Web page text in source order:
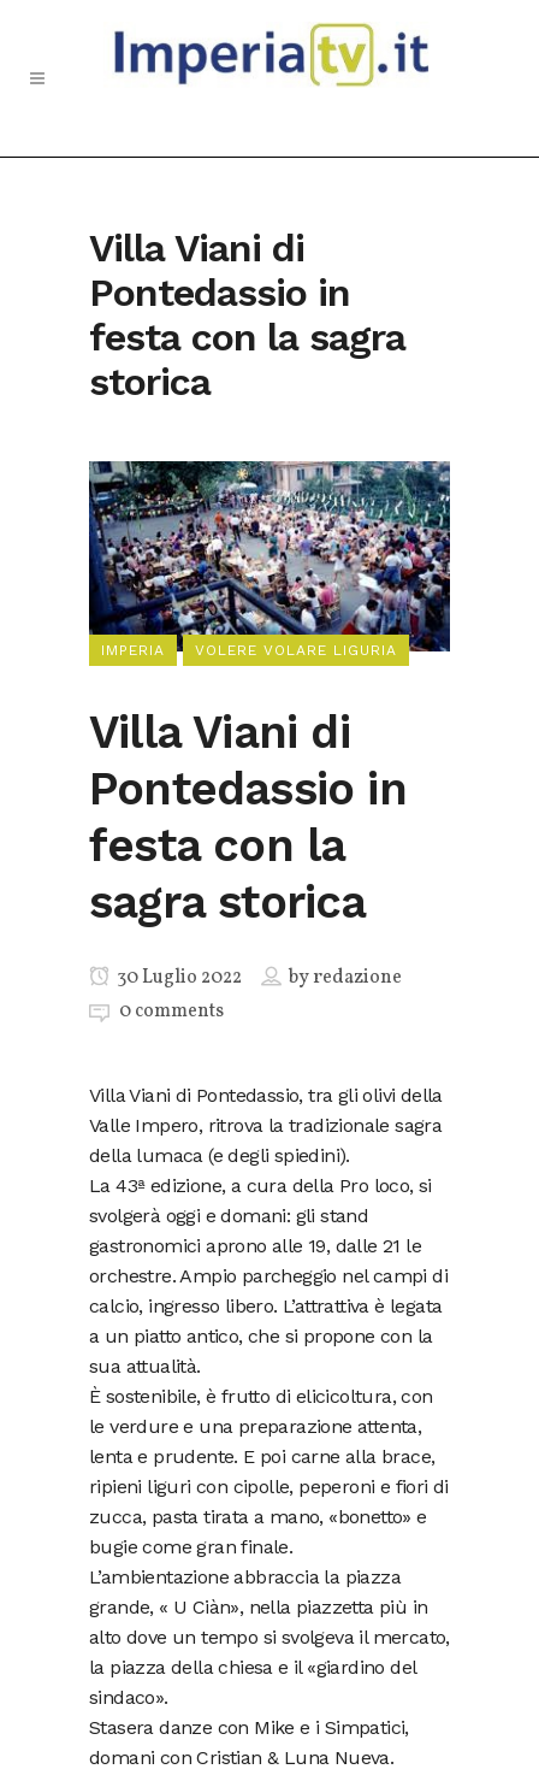
Villa Viani di
Pontedassio in
festa con la sagra
storica
IMPERIA VOLERE VOLARE LIGURIA
Villa Viani di
Pontedassio in
festa con la
sagra storica
30 Luglio 2022 byredazione
0 comments
Villa Viani di Pontedassio, tra gli olivi della
Valle Impero, ritrova la tradizionale sagra
della lumaca (e degli spiedini).
La 43ª edizione, a cura della Pro loco, si
svolgerà oggi e domani: gli stand
gastronomici aprono alle 19, dalle 21 le
orchestre. Ampio parcheggio nel campi di
calcio, ingresso libero. L’attrattiva è legata
a un piatto antico, che si propone con la
sua attualità.
È sostenibile, è frutto di elicicoltura, con
le verdure e una preparazione attenta,
lenta e prudente. E poi carne alla brace,
ripieni liguri con cipolle, peperoni e fiori di
zucca, pasta tirata a mano, «bonetto» e
bugie come gran finale.
L’ambientazione abbraccia la piazza
grande, « U Ciàn», nella piazzetta più in
alto dove un tempo si svolgeva il mercato,
la piazza della chiesa e il «giardino del
sindaco».
Stasera danze con Mike e i Simpatici,
domani con Cristian & Luna Nueva.